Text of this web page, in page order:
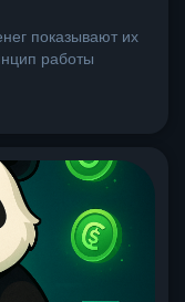
показывают их
работы